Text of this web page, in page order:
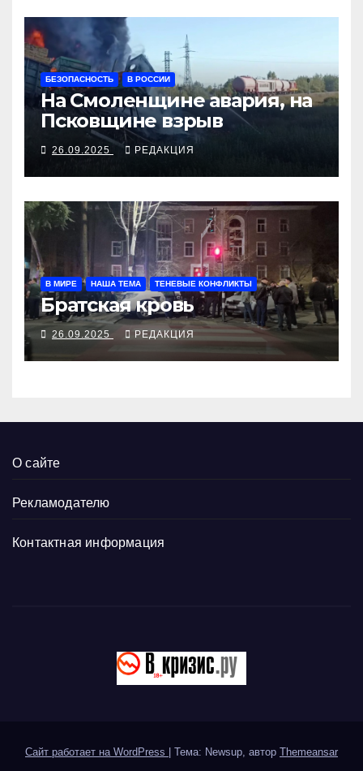
БЕЗОПАСНОСТЬ В РОССИИ
На Смоленщине авария, на
Псковщине взрыв
26.09.2025 РЕДАКЦИЯ
В МИРЕ НАША ТЕМА ТЕНЕВЫЕ КОНФЛИКТЫ
Братская кровь
26.09.2025 РЕДАКЦИЯ
О сайте
Рекламодателю
Контактная информация
Сайт работает на WordPress Тема: Newsup, автор Themeansar